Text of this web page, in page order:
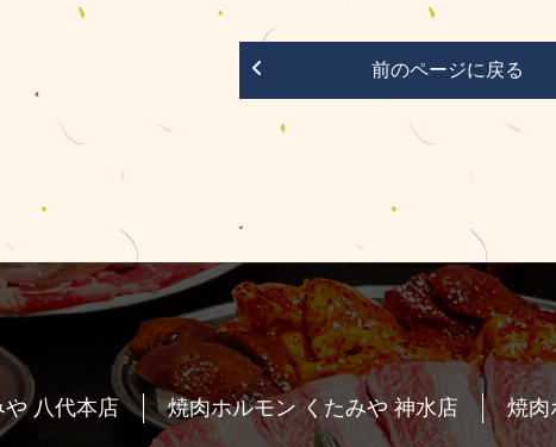
前のページに戻る
八代本店 焼肉ホルモン くたみや 神水店 焼肉